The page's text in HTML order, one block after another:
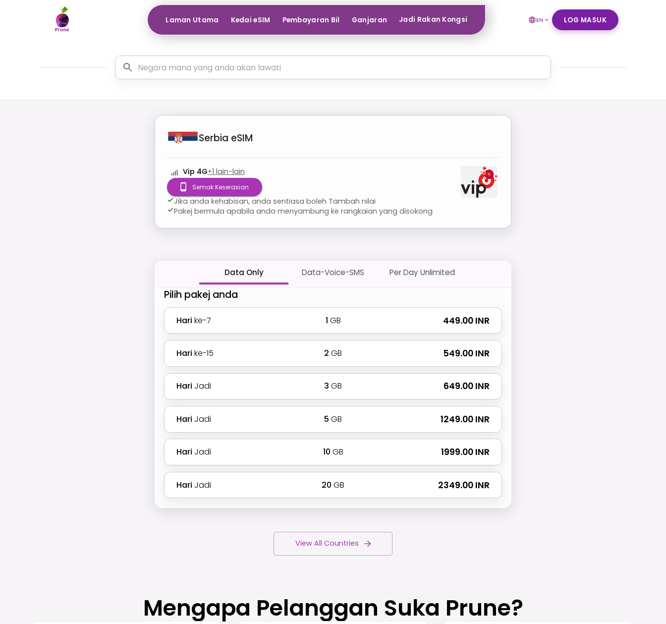
Laman Utama Kedai eSIM Pembayaran Bil Ganjaran Jadi Rakan Kongsi EN LOG MASUK
Serbia eSIM
Vip 4G+1 lain-lain
Semak Keserasian
Jika anda kehabisan, anda sentiasa boleh Tambah nilai
Pakej bermula apabila anda menyambung ke rangkaian yang disokong
Data Only Data-Voice-SMS Per Day Unlimited
Pilih pakej anda
Hari ke-7 1 GB ₹ 449.00 INR
Hari ke-15 2 GB ₹ 549.00 INR
Hari Jadi 3 GB ₹ 649.00 INR
Hari Jadi 5 GB ₹ 1249.00 INR
Hari Jadi 10 GB ₹ 1999.00 INR
Hari Jadi 20 GB ₹ 2349.00 INR
View All Countries
Mengapa Pelanggan Suka Prune?